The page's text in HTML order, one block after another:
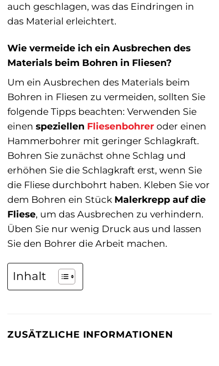
auch geschlagen, was das Eindringen in
das Material erleichtert.
Wie vermeide ich ein Ausbrechen des
Materials beim Bohren in Fliesen?
Um ein Ausbrechen des Materials beim
Bohren in Fliesen zu vermeiden, sollten Sie
folgende Tipps beachten: Verwenden Sie
einen speziellen Fliesenbohrer oder einen
Hammerbohrer mit geringer Schlagkraft.
Bohren Sie zunächst ohne Schlag und
erhöhen Sie die Schlagkraft erst, wenn Sie
die Fliese durchbohrt haben. Kleben Sie vor
dem Bohren ein Stück Malerkrepp auf die
Fliese, um das Ausbrechen zu verhindern.
Üben Sie nur wenig Druck aus und lassen
Sie den Bohrer die Arbeit machen.
Inhalt
ZUSÄTZLICHE INFORMATIONEN